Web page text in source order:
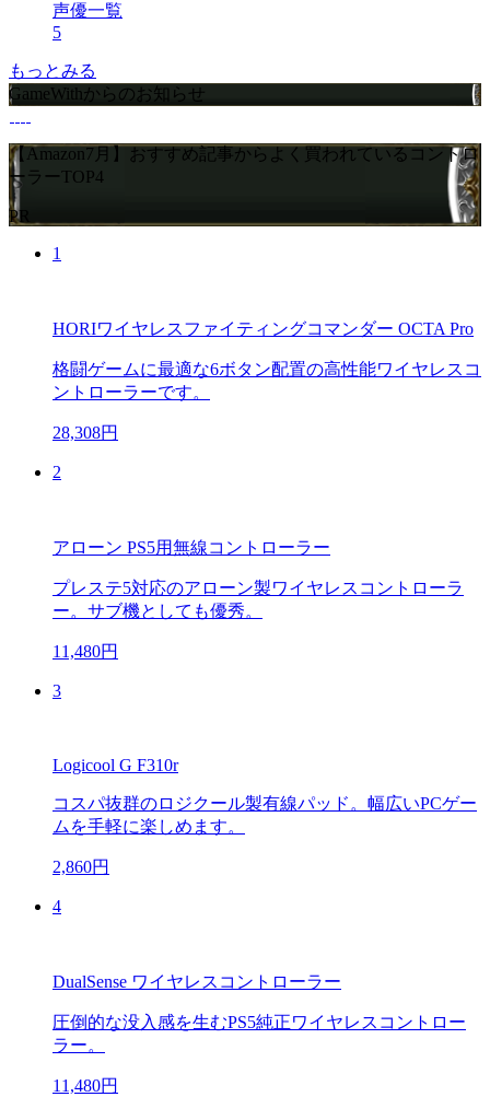
声優一覧
5
もっとみる
GameWithからのお知らせ
【Amazon7月】おすすめ記事からよく買われているコントロ
ーラーTOP4
PR
1
HORIワイヤレスファイティングコマンダー OCTA Pro
格闘ゲームに最適な6ボタン配置の高性能ワイヤレスコ
ントローラーです。
28,308円
2
アローン PS5用無線コントローラー
プレステ5対応のアローン製ワイヤレスコントローラ
ー。サブ機としても優秀。
11,480円
3
Logicool G F310r
コスパ抜群のロジクール製有線パッド。幅広いPCゲー
ムを手軽に楽しめます。
2,860円
4
DualSense ワイヤレスコントローラー
圧倒的な没入感を生むPS5純正ワイヤレスコントロー
ラー。
11,480円